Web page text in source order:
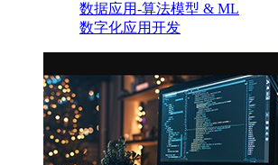
数据应用-算法模型 & ML
数字化应用开发